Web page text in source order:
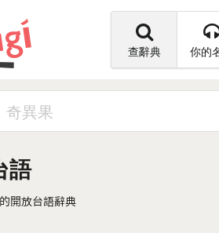
查辭典 你的
語
開放台語辭典